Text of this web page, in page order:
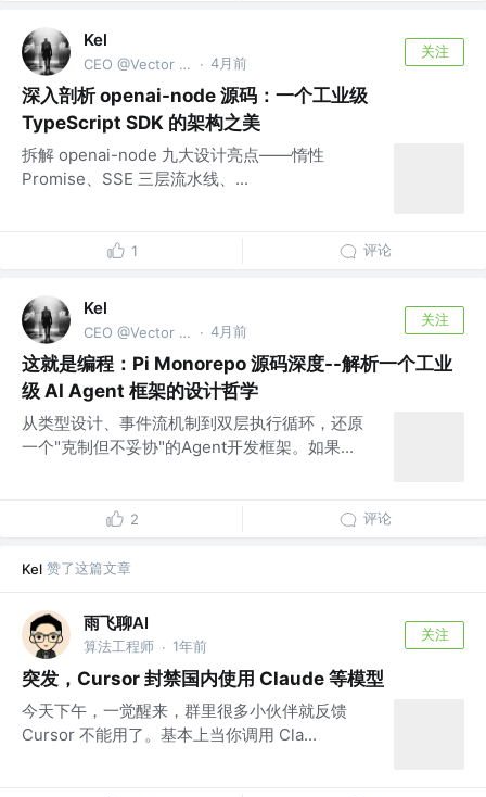
Kel
CEO @Vector Trek · 4月前
关注
深入剖析 openai-node 源码：一个工业级
TypeScript SDK 的架构之美
拆解 openai-node 九大设计亮点——惰性
Promise、SSE 三层流水线、...
1 评论
Kel
CEO @Vector Trek · 4月前
关注
这就是编程：Pi Monorepo 源码深度--解析一个工业
级 AI Agent 框架的设计哲学
从类型设计、事件流机制到双层执行循环，还原
一个"克制但不妥协"的Agent开发框架。如果...
2 评论
Kel 赞了这篇文章
雨飞聊AI
算法工程师 · 1年前
关注
突发，Cursor 封禁国内使用 Claude 等模型
今天下午，一觉醒来，群里很多小伙伴就反馈
Cursor 不能用了。基本上当你调用 Cla...